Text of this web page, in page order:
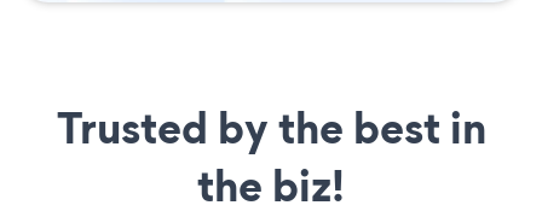
Trusted by the best in
the biz!